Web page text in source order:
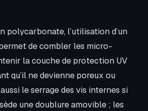
polycarbonate, l’utilisation d’un
de combler les micro-
la couche de protection UV
qu’il ne devienne poreux ou
le serrage des vis internes si
une doublure amovible ; les